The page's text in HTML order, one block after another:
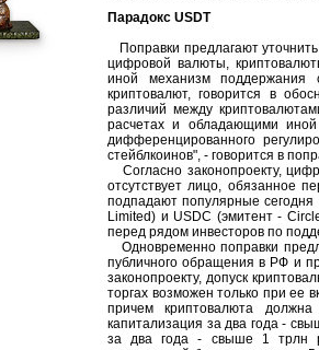
Парадокс USDT
Поправки предлагают
цифровой валюты,
иной механизм поддержания
криптовалют, говорится в
различий между
расчетах и обладающими иной
дифференцированного
стейблкоинов", - говорится в
Согласно законопроекту,
отсутствует лицо, обязанное
подпадают популярные сегодня
Limited) и USDC (эмитент -
перед рядом инвесторов по
Одновременно поправки
публичного обращения в РФ и
законопроекту, допуск
торгах возможен только при ее
причем криптовалюта должна
капитализация за два года -
за два года - свыше 1 трлн